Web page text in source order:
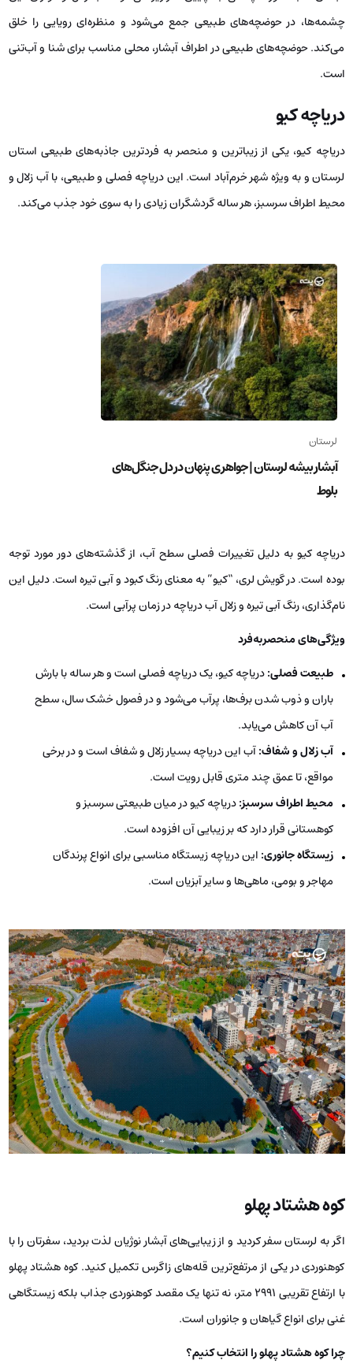
چشمه‌ها، در حوضچه‌های طبیعی جمع می‌شود و منظره‌ای رویایی را خلق
می‌کند. حوضچه‌های طبیعی در اطراف آبشار، محلی مناسب برای شنا و آب‌تنی
است.
دریاچه کیو
دریاچه کیو، یکی از زیباترین و منحصر به فردترین جاذبه‌های طبیعی استان
لرستان و به ویژه شهر خرم‌آباد است. این دریاچه فصلی و طبیعی، با آب زلال و
محیط اطراف سرسبز، هر ساله گردشگران زیادی را به سوی خود جذب می‌کند.
لرستان
آبشار بیشه لرستان | جواهری پنهان در دل جنگل‌های
بلوط
دریاچه کیو به دلیل تغییرات فصلی سطح آب، از گذشته‌های دور مورد توجه
بوده است. در گویش لری، “کیو” به معنای رنگ کبود و آبی تیره است. دلیل این
نام‌گذاری، رنگ آبی تیره و زلال آب دریاچه در زمان پرآبی است.
ویژگی‌های منحصربه‌فرد
طبیعت فصلی:دریاچه کیو، یک دریاچه فصلی است و هر ساله با بارش
باران و ذوب شدن برف‌ها، پرآب می‌شود و در فصول خشک سال، سطح
آب آن کاهش می‌یابد.
آب زلال و شفاف:آب این دریاچه بسیار زلال و شفاف است و در برخی
مواقع، تا عمق چند متری قابل رویت است.
محیط اطراف سرسبز:دریاچه کیو در میان طبیعتی سرسبز و
کوهستانی قرار دارد که بر زیبایی آن افزوده است.
زیستگاه جانوری: این دریاچه زیستگاه مناسبی برای انواع پرندگان
مهاجر و بومی، ماهی‌ها و سایر آبزیان است.
کوه هشتاد پهلو
اگر به لرستان سفر کردید و از زیبایی‌های آبشار نوژیان لذت بردید، سفرتان را با
کوهنوردی در یکی از مرتفع‌ترین قله‌های زاگرس تکمیل کنید. کوه هشتاد پهلو
با ارتفاع تقریبی ۲۹۹۱ متر، نه تنها یک مقصد کوهنوردی جذاب بلکه زیستگاهی
غنی برای انواع گیاهان و جانوران است.
چرا کوه هشتاد پهلو را انتخاب کنیم؟